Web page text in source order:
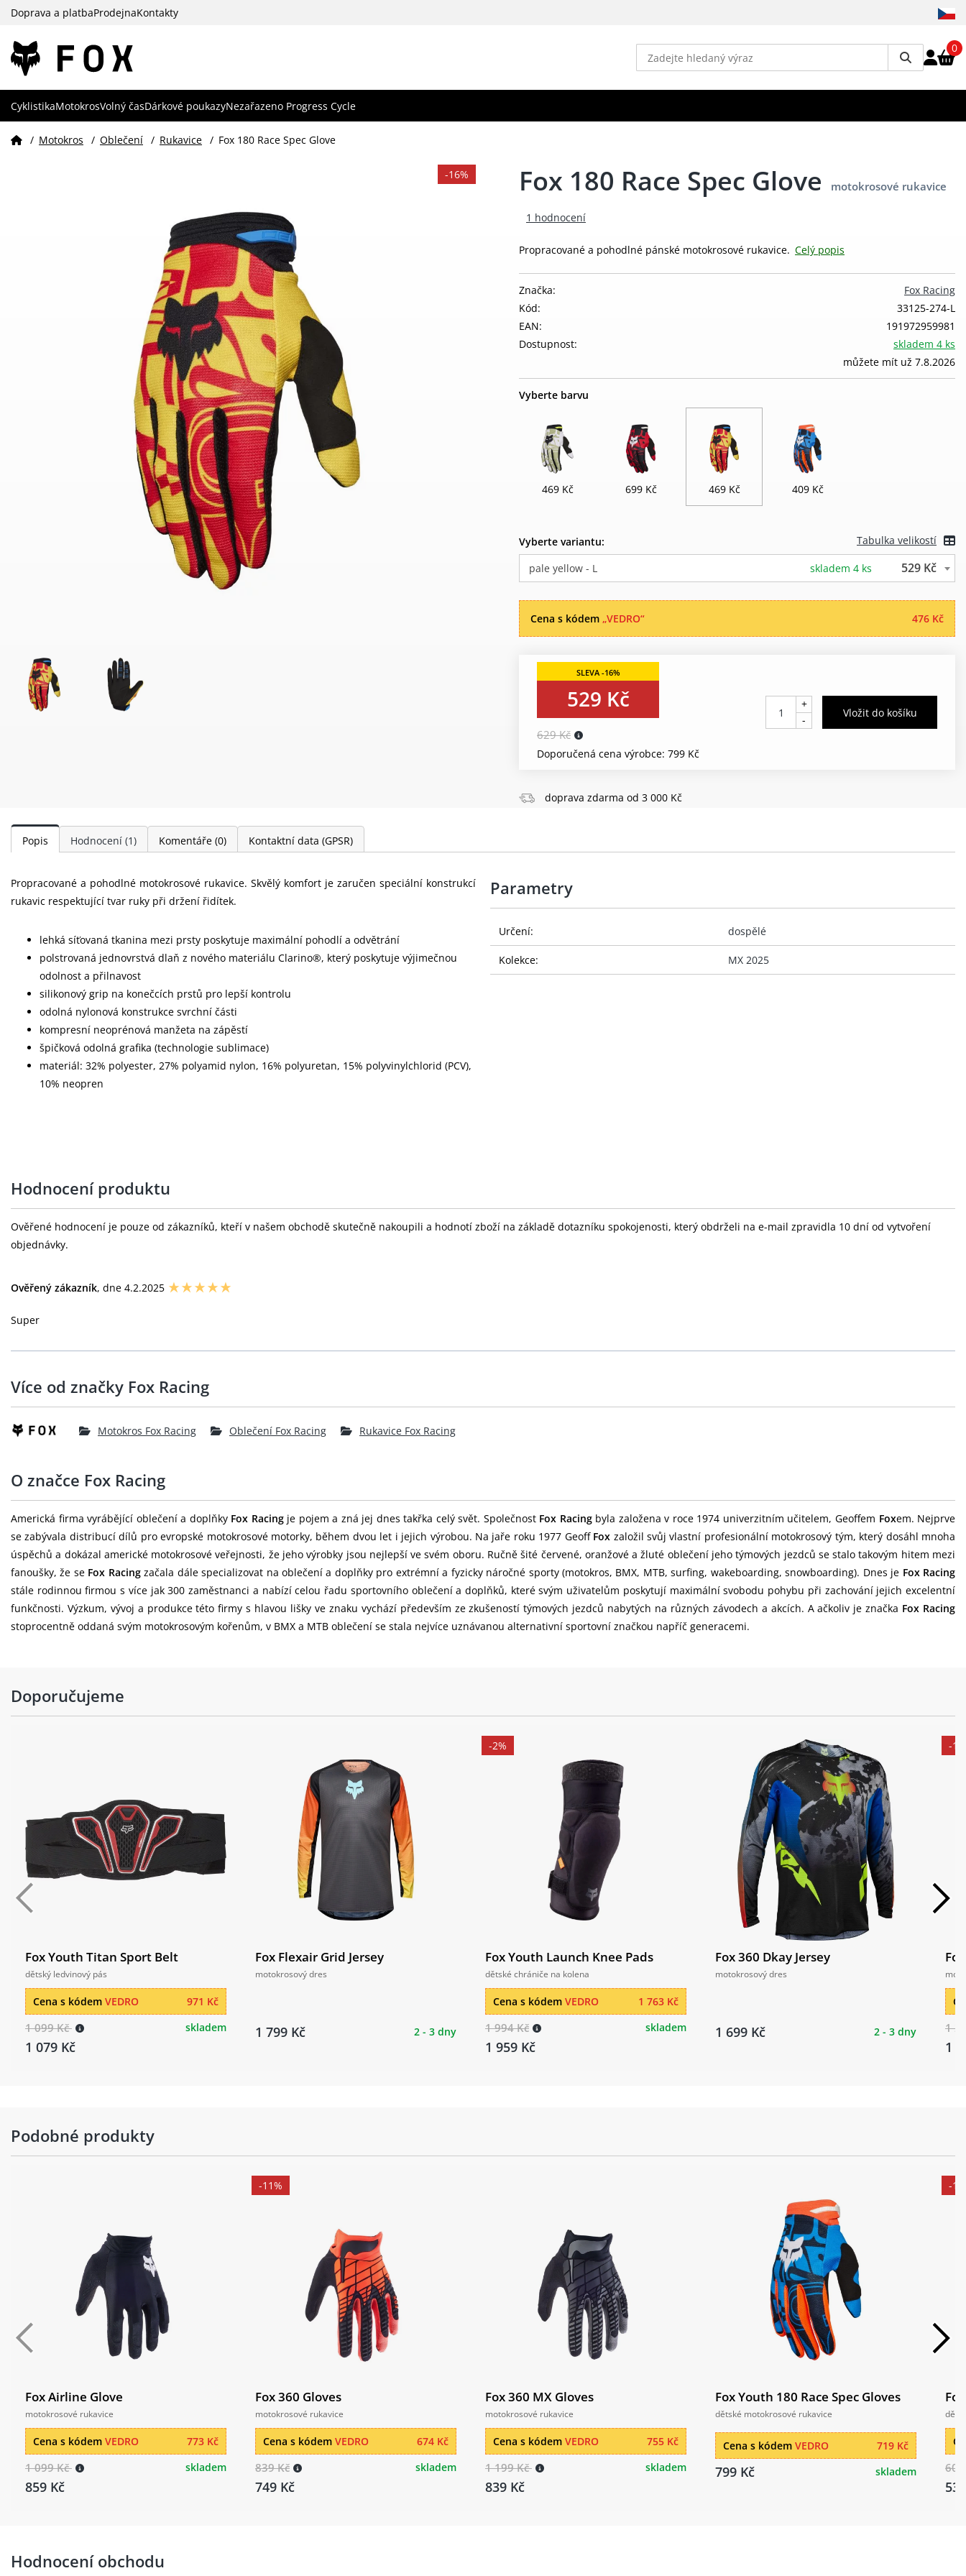
Doprava a platbaProdejnaKontakty
0
CyklistikaMotokrosVolný časDárkové poukazyNezařazeno Progress Cycle
/ Motokros / Oblečení / Rukavice / Fox 180 Race Spec Glove
-16% Fox 180 Race Spec Glove motokrosové rukavice
1 hodnocení
Propracované a pohodlné pánské motokrosové rukavice. Celý popis
Fox Racing
Značka:
33125-274-L
Kód:
191972959981
EAN:
skladem 4 ks
můžete mít už 7.8.2026
Dostupnost:
Vyberte barvu
469 Kč 699 Kč 469 Kč 409 Kč
Vyberte variantu: Tabulka velikostí
pale yellow - L skladem 4 ks 529 Kč
476 Kč
Cena s kódem „VEDRO“
529 Kč
629 Kč
Doporučená cena výrobce: 799 Kč
+
-
doprava zdarma od 3 000 Kč
Popis Hodnocení (1) Komentáře (0) Kontaktní data (GPSR)
Propracované a pohodlné motokrosové rukavice. Skvělý komfort je zaručen speciální konstrukcí
rukavic respektující tvar ruky při držení řidítek.
lehká síťovaná tkanina mezi prsty poskytuje maximální pohodlí a odvětrání
polstrovaná jednovrstvá dlaň z nového materiálu Clarino®, který poskytuje výjimečnou
odolnost a přilnavost
silikonový grip na konečcích prstů pro lepší kontrolu
odolná nylonová konstrukce svrchní části
kompresní neoprénová manžeta na zápěstí
špičková odolná grafika (technologie sublimace)
materiál: 32% polyester, 27% polyamid nylon, 16% polyuretan, 15% polyvinylchlorid (PCV),
10% neopren
Parametry
Určení: dospělé
Kolekce: MX 2025
Hodnocení produktu
Ověřené hodnocení je pouze od zákazníků, kteří v našem obchodě skutečně nakoupili a hodnotí zboží na základě dotazníku spokojenosti, který obdrželi na e-mail zpravidla 10 dní od vytvoření
objednávky.
Ověřený zákazník, dne 4.2.2025
Super
Více od značky Fox Racing
Motokros Fox Racing Oblečení Fox Racing Rukavice Fox Racing
O značce Fox Racing
Americká firma vyrábějící oblečení a doplňky Fox Racingje pojem a zná jej dnes takřka celý svět. Společnost Fox Racingbyla založena v roce 1974 univerzitním učitelem, Geoffem Foxem. Nejprve
se zabývala distribucí dílů pro evropské motokrosové motorky, během dvou let i jejich výrobou. Na jaře roku 1977 Geoff Fox založil svůj vlastní profesionální motokrosový tým, který dosáhl mnoha
úspěchů a dokázal americké motokrosové veřejnosti, že jeho výrobky jsou nejlepší ve svém oboru. Ručně šité červené, oranžové a žluté oblečení jeho týmových jezdců se stalo takovým hitem mezi
fanoušky, že se Fox Racingzačala dále specializovat na oblečení a doplňky pro extrémní a fyzicky náročné sporty (motokros, BMX, MTB, surfing, wakeboarding, snowboarding). Dnes je Fox Racing
stále rodinnou firmou s více jak 300 zaměstnanci a nabízí celou řadu sportovního oblečení a doplňků, které svým uživatelům poskytují maximální svobodu pohybu při zachování jejich excelentní
funkčnosti. Výzkum, vývoj a produkce této firmy s hlavou lišky ve znaku vychází především ze zkušeností týmových jezdců nabytých na různých závodech a akcích. A ačkoliv je značka Fox Racing
stoprocentně oddaná svým motokrosovým kořenům, v BMX a MTB oblečení se stala nejvíce uznávanou alternativní sportovní značkou napříč generacemi.
Doporučujeme
Fox Youth Titan Sport Belt
dětský ledvinový pás
971 Kč
Cena s kódem VEDRO
1 099 Kč
1 079 Kč
skladem
Fox Flexair Grid Jersey
motokrosový dres
1 799 Kč 2 - 3 dny
-2%
Fox Youth Launch Knee Pads
dětské chrániče na kolena
1 763 Kč
Cena s kódem VEDRO
1 994 Kč
1 959 Kč
skladem
Fox 360 Dkay Jersey
motokrosový dres
1 699 Kč 2 - 3 dny
-
1
1
Podobné produkty
Fox Airline Glove
motokrosové rukavice
773 Kč
Cena s kódem VEDRO
1 099 Kč
859 Kč
skladem
-11%
Fox 360 Gloves
motokrosové rukavice
674 Kč
Cena s kódem VEDRO
839 Kč
749 Kč
skladem
Fox 360 MX Gloves
motokrosové rukavice
755 Kč
Cena s kódem VEDRO
1 199 Kč
839 Kč
skladem
Fox Youth 180 Race Spec Gloves
dětské motokrosové rukavice
719 Kč
Cena s kódem VEDRO
799 Kč skladem
-
Hodnocení obchodu